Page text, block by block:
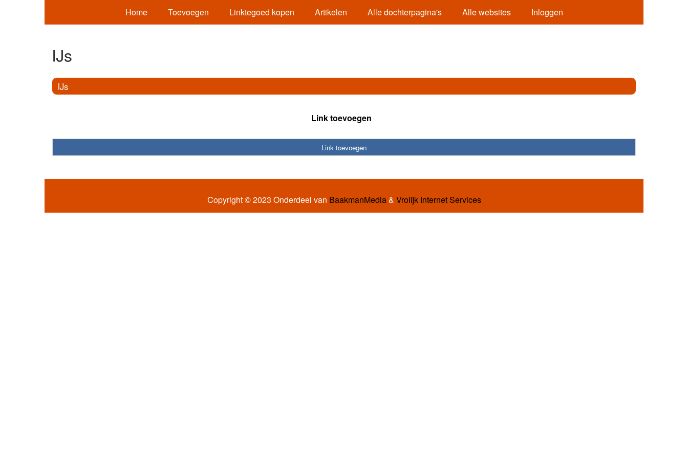
Home Toevoegen Linktegoed kopen Artikelen Alle dochterpagina's Alle websites Inloggen
IJs
IJs
Link toevoegen
Link toevoegen
Copyright © 2023 Onderdeel van BaakmanMedia& Vrolijk Internet Services